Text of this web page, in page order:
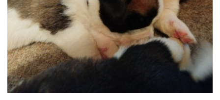
ŠTĚŇATA
VÝSTAVNÍ ÚSPĚCHY NAŠÍ CHS
FOTOALBUM